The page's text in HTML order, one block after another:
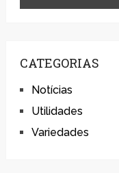
CATEGORIAS
Notícias
Utilidades
Variedades